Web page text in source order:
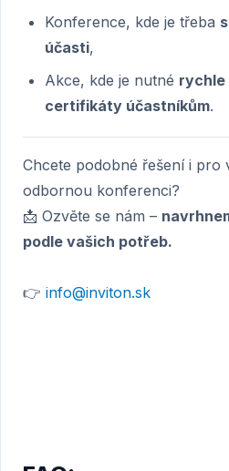
Konference, kde je třeba
účasti,
Akce, kde je nutné rychle
certifikáty účastníkům.
Chcete podobné řešení i pro
odbornou konferenci?
📩 Ozvěte se nám –
podle vašich potřeb.
👉 info@inviton.sk